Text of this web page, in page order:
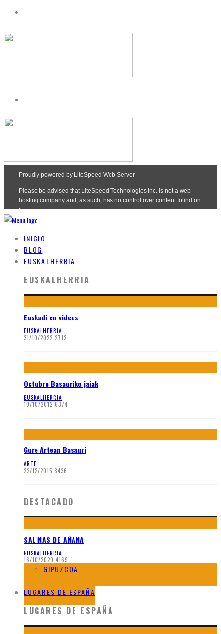
INICIO
BLOG
EUSKALHERRIA
EUSKALHERRIA
Euskadi en videos
EUSKALHERRIA
31/10/2022 2712
Octubre Basauriko jaiak
EUSKALHERRIA
10/10/2012 6374
Gure Artean Basauri
ARTE
22/12/2015 8436
DESTACADO
SALINAS DE AÑANA
EUSKALHERRIA
16/10/2020 4169
GIPUZCOA
LUGARES DE ESPAÑA
LUGARES DE ESPAÑA